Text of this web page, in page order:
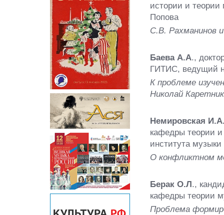
истории и
Попова
С.В. Рахманинов
Баева А.А.,
ГИТИС, ведущий
К проблеме
Николай
Немировская
кафедры теории и
института
О конфликтном
Берак О.Л.,
кафедры теории
Проблема